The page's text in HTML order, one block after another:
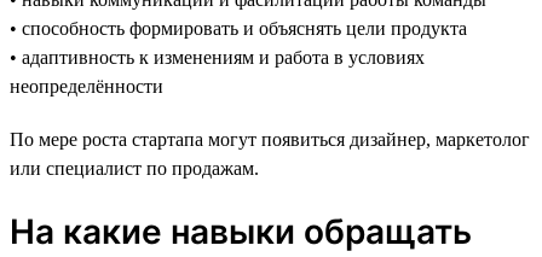
• способность формировать и объяснять цели продукта
• адаптивность к изменениям и работа в условиях
неопределённости
По мере роста стартапа могут появиться дизайнер, маркетолог
или специалист по продажам.
На какие навыки обращать